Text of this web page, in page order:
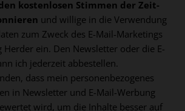
kostenlosen Stimmen der Zeit-
und willige in die Verwendung
zum Zweck des E-Mail-Marketings
Herder ein. Den Newsletter oder die E-
ich jederzeit abbestellen.
dass mein personenbezogenes
in Newsletter und E-Mail-Werbung
wird, um die Inhalte besser auf